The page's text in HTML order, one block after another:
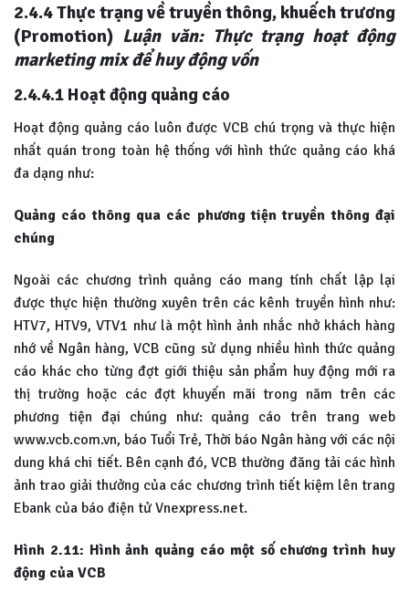
2.4.4Thực trạng về truyền thông, khuếch trương
(Promotion) Luận văn: Thực trạng hoạt động
marketing mix để huy động vốn
2.4.4.1 Hoạt động quảng cáo
Hoạt động quảng cáo luôn được VCB chú trọng và thực hiện
nhất quán trong toàn hệ thống với hình thức quảng cáo khá
đa dạng như:
Quảng cáo thông qua các phương tiện truyền thông đại
chúng
Ngoài các chương trình quảng cáo mang tính chất lập lại
được thực hiện thường xuyên trên các kênh truyền hình như:
HTV7, HTV9, VTV1 như là một hình ảnh nhắc nhở khách hàng
nhớ về Ngân hàng, VCB cũng sử dụng nhiều hình thức quảng
cáo khác cho từng đợt giới thiệu sản phẩm huy động mới ra
thị trường hoặc các đợt khuyến mãi trong năm trên các
phương tiện đại chúng như: quảng cáo trên trang web
www.vcb.com.vn, báo Tuổi Trẻ, Thời báo Ngân hàng với các nội
dung khá chi tiết. Bên cạnh đó, VCB thường đăng tải các hình
ảnh trao giải thưởng của các chương trình tiết kiệm lên trang
Ebank của báo điện tử Vnexpress.net.
Hình 2.11: Hình ảnh quảng cáo một số chương trình huy
động của VCB